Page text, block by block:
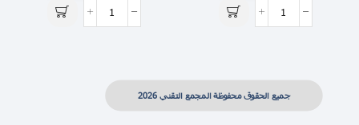
جميع الحقوق محفوظة المجمع التقني 2026